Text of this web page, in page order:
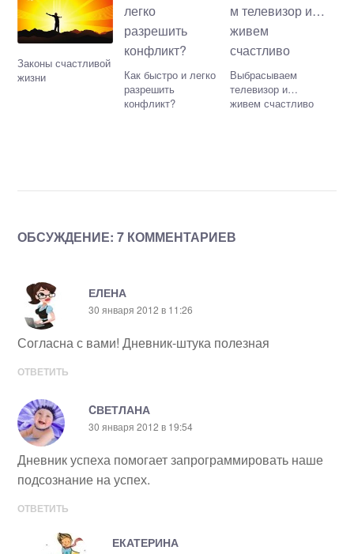
Законы счастливой
жизни
Как быстро и легко
разрешить
конфликт?
Выбрасываем
телевизор и…
живем счастливо
ОБСУЖДЕНИЕ: 7 КОММЕНТАРИЕВ
ЕЛЕНА
30 января 2012 в 11:26
Согласна с вами! Дневник-штука полезная
ОТВЕТИТЬ
CВЕТЛАНА
30 января 2012 в 19:54
Дневник успеха помогает запрограммировать наше
подсознание на успех.
ОТВЕТИТЬ
ЕКАТЕРИНА